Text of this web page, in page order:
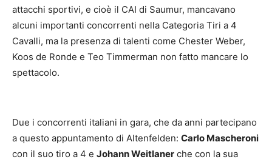
attacchi sportivi, e cioè il CAI di Saumur, mancavano
alcuni importanti concorrenti nella Categoria Tiri a 4
Cavalli, ma la presenza di talenti come Chester Weber,
Koos de Ronde e Teo Timmerman non fatto mancare lo
spettacolo.
Due i concorrenti italiani in gara, che da anni partecipano
a questo appuntamento di Altenfelden: Carlo Mascheroni
con il suo tiro a 4 e Johann Weitlaner che con la sua